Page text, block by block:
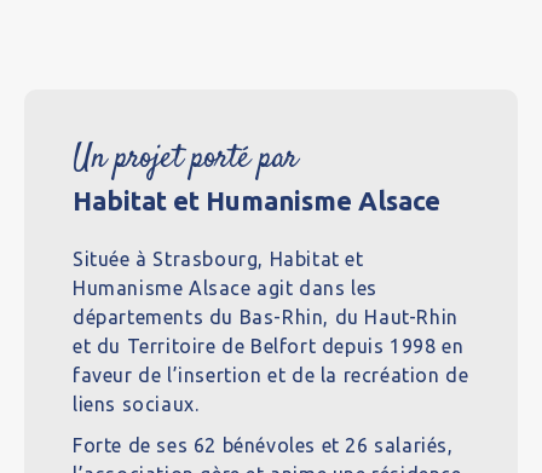
Un projet porté par
Habitat et Humanisme Alsace
Située à Strasbourg, Habitat et
Humanisme Alsace agit dans les
départements du Bas-Rhin, du Haut-Rhin
et du Territoire de Belfort depuis 1998 en
faveur de l’insertion et de la recréation de
liens sociaux.
Forte de ses 62 bénévoles et 26 salariés,